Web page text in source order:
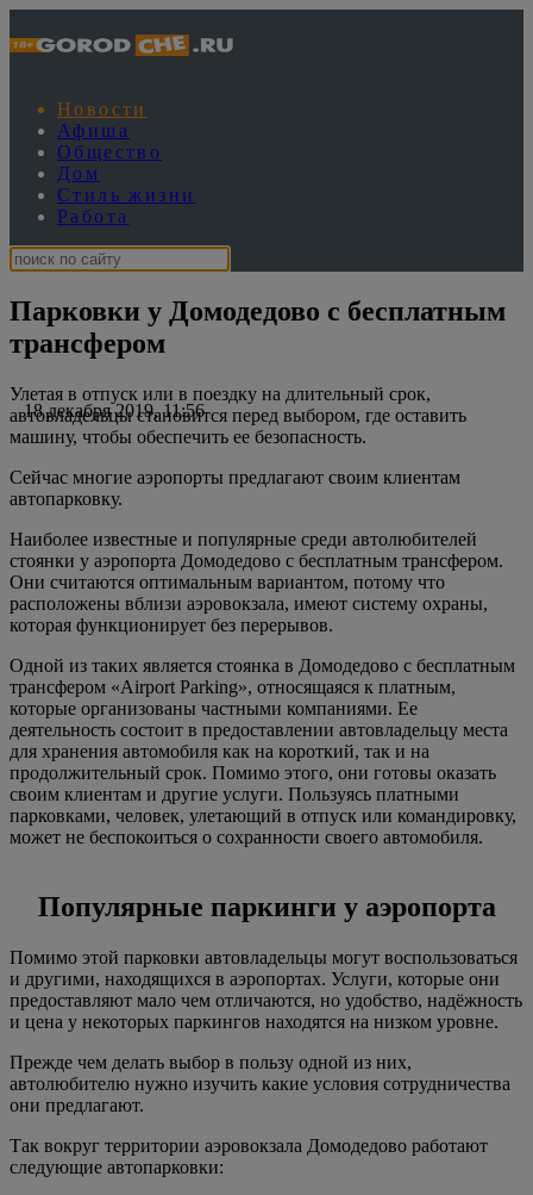
Новости
Афиша
Общество
Дом
Стиль жизни
Работа
Парковки у Домодедово с бесплатным
трансфером
18 декабря 2019, 11:56
Улетая в отпуск или в поездку на длительный срок,
автовладельцы становится перед выбором, где оставить
машину, чтобы обеспечить ее безопасность.
Сейчас многие аэропорты предлагают своим клиентам
автопарковку.
Наиболее известные и популярные среди автолюбителей
стоянки у аэропорта Домодедово с бесплатным трансфером.
Они считаются оптимальным вариантом, потому что
расположены вблизи аэровокзала, имеют систему охраны,
которая функционирует без перерывов.
Одной из таких является стоянка в Домодедово с бесплатным
трансфером «Airport Parking», относящаяся к платным,
которые организованы частными компаниями. Ее
деятельность состоит в предоставлении автовладельцу места
для хранения автомобиля как на короткий, так и на
продолжительный срок. Помимо этого, они готовы оказать
своим клиентам и другие услуги. Пользуясь платными
парковками, человек, улетающий в отпуск или командировку,
может не беспокоиться о сохранности своего автомобиля.
Популярные паркинги у аэропорта
Помимо этой парковки автовладельцы могут воспользоваться
и другими, находящихся в аэропортах. Услуги, которые они
предоставляют мало чем отличаются, но удобство, надёжность
и цена у некоторых паркингов находятся на низком уровне.
Прежде чем делать выбор в пользу одной из них,
автолюбителю нужно изучить какие условия сотрудничества
они предлагают.
Так вокруг территории аэровокзала Домодедово работают
следующие автопарковки: